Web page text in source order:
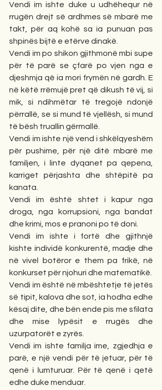
Vendi im ishte duke u udhëhequr në
rrugën drejt së ardhmes së mbarë me
takt, për aq kohë sa ia punuan pas
shpinës bijtë e etërve dinakë.
Vendi im po shikon gjithmonë mbi supe
për të parë se çfarë po vjen nga e
djeshmja që ia mori frymën në gardh. E
në këtë rrëmujë pret që dikush të vij, si
mik, si ndihmëtar të tregojë ndonjë
përrallë, se si mund të vjellësh, si mund
të bësh truallin gërmallë.
Vendi im ishte një vend i shkëlqyeshëm
për pushime, për një ditë mbarë me
familjen, i linte dyqanet pa qepena,
karriget përjashta dhe shtëpitë pa
kanata.
Vendi im është shtet i kapur nga
droga, nga korrupsioni, nga bandat
dhe krimi, mos e pranoni po të doni.
Vendi im ishte i fortë dhe gjithnjë
kishte individë konkurentë, madje dhe
në vivel botëror e them pa frikë, në
Vendi im është në mbështetje të jetës
së tipit, kalova dhe sot, ia hodha edhe
kësaj dite, dhe bën ende pis me sfilata
dhe mise lypësit e rrugës dhe
uzurpatorët e zyrës.
Vendi im ishte familja ime, zgjedhja e
parë, e një vendi për të jetuar, për të
qenë i lumturuar. Për të qenë i qetë
edhe duke menduar.